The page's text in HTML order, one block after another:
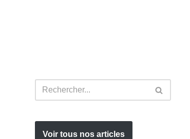
Voir tous nos articles